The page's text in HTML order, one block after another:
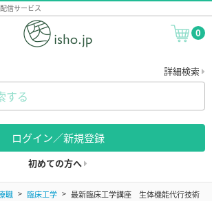
信サービス
0
詳細検索
ログイン／新規登録
初めての方へ
職 臨床工学
最新臨床工学講座 生体機能代行技術